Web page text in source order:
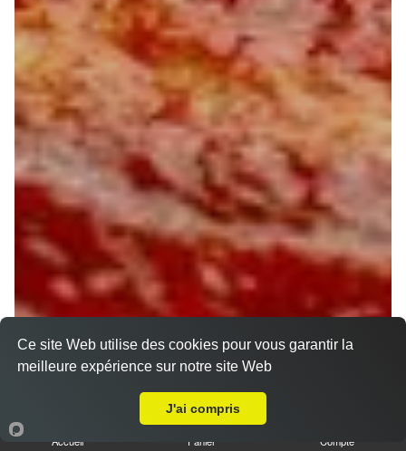
Accueil Panier Compte
Ce site Web utilise des cookies pour vous garantir la
meilleure expérience sur notre site Web
J'ai compris